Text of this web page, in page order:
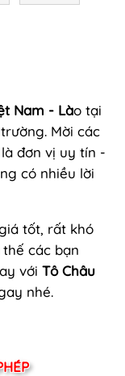
Nam - Lào tại
Mời các
đơn vị uy tín -
có nhiều lời
tốt, rất khó
các bạn
với Tô Châu
nhé.